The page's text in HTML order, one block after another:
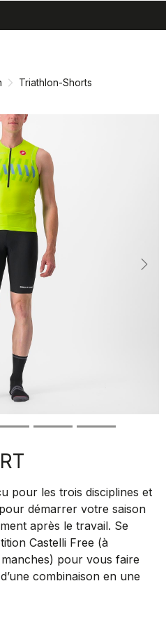
Triathlon-Shorts
pour les trois disciplines et
démarrer votre saison
après le travail. Se
Castelli Free (à
pour vous faire
combinaison en une